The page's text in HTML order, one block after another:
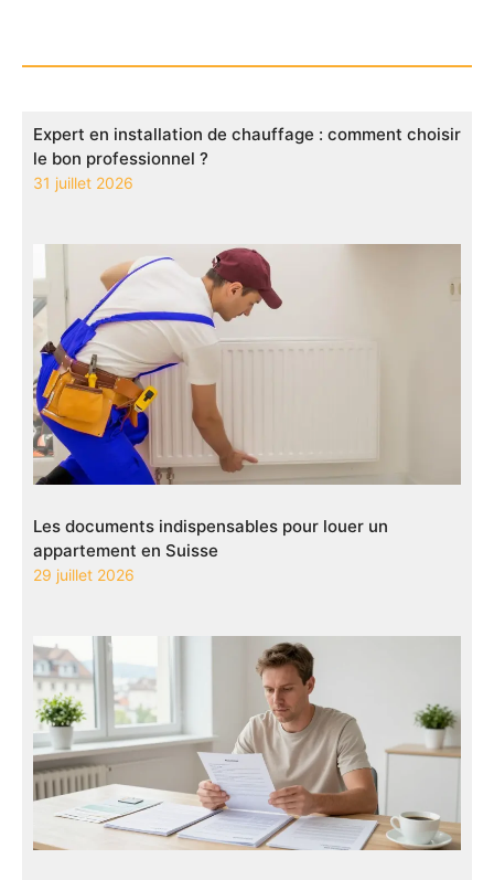
Expert en installation de chauffage : comment choisir
le bon professionnel ?
31 juillet 2026
Les documents indispensables pour louer un
appartement en Suisse
29 juillet 2026